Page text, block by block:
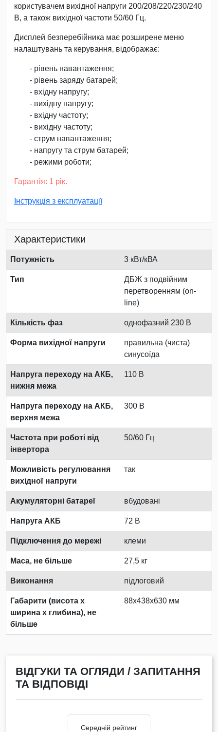
користувачем вихідної напруги 200/208/220/230/240
В, а також вихідної частоти 50/60 Гц.
Дисплей безперебійника має розширене меню
налаштувань та керування, відображає:
- рівень навантаження;
- рівень заряду батарей;
- вхідну напругу;
- вихідну напругу;
- вхідну частоту;
- вихідну частоту;
- струм навантаження;
- напругу та струм батарей;
- режими роботи;
Гарантія: 1 рік.
Інструкція з експлуатації
Характеристики
Потужність 3 кВт/кВА
Тип
ДБЖ з подвійним
перетворенням (on-
line)
Кількість фаз однофазний 230 В
Форма вихідної напруги
правильна (чиста)
синусоїда
Напруга переходу на АКБ,
нижня межа
110 В
Напруга переходу на АКБ,
верхня межа
300 В
Частота при роботі від
інвертора
50/60 Гц
Можливість регулювання
вихідної напруги
так
Акумуляторні батареї вбудовані
Напруга АКБ 72 В
Підключення до мережі клеми
Маса, не більше 27,5 кг
Виконання підлоговий
Габарити (висота х
ширина х глибина), не
більше
88x438x630 мм
ВІДГУКИ ТА ОГЛЯДИ / ЗАПИТАННЯ
ТА ВІДПОВІДІ
Середній рейтинг